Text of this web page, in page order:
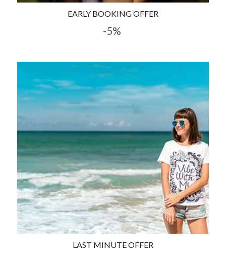
EARLY BOOKING OFFER
-5%
LAST MINUTE OFFER